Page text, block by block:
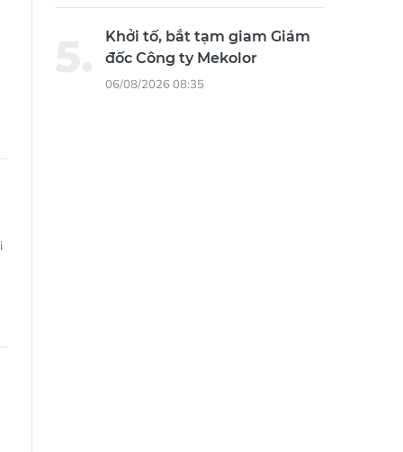
Khởi tố, bắt tạm giam Giám
đốc Công ty Mekolor
06/08/2026 08:35